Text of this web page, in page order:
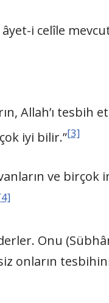
âyet-i celîle
Allah’ı tesbih
iyi bilir.”[3]
ve birçok
Onu
onların